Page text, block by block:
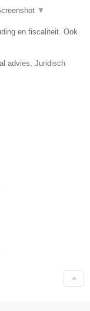
▼
en fiscaliteit. Ook
advies, Juridisch